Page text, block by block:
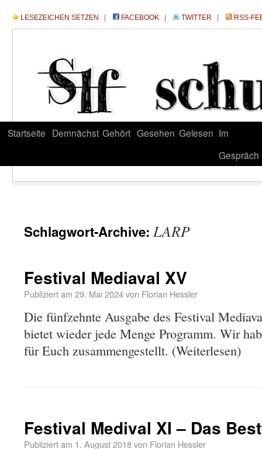
LESEZEICHEN SETZEN FACEBOOK TWITTER RSS-
Startseite Demnächst Gehört Gesehen Gelesen Im
Gespräch
Schlagwort-Archive: LARP
Festival Mediaval XV
Publiziert am 29. Mai 2024von Florian Hessler
Die fünfzehnte Ausgabe des Festival
bietet wieder jede Menge Programm. Wir
für Euch zusammengestellt. (Weiterlesen)
Festival Medival XI – Das
Publiziert am 1. August 2018von Florian Hessler